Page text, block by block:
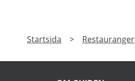
Startsida > Restauranger